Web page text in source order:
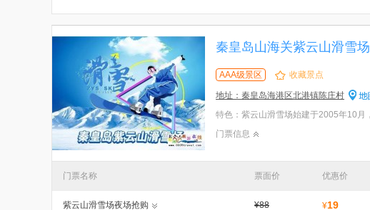
秦皇岛山海关紫云山滑雪场
AAA级景区 收藏景点
地址：秦皇岛海港区北港镇陈庄村
门票信息
门票名称 票面价 优惠价
紫云山滑雪场夜场抢购 ¥88 ¥19